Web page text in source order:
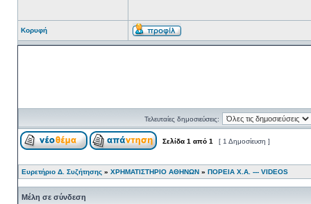
Κορυφή
Τελευταίες δημοσιεύσεις:
Σελίδα 1 από 1 [ 1 Δημοσίευση ]
Ευρετήριο Δ. Συζήτησης » ΧΡΗΜΑΤΙΣΤΗΡΙΟ ΑΘΗΝΩΝ » ΠΟΡΕΙΑ Χ.Α. --- VIDEOS
Μέλη σε σύνδεση